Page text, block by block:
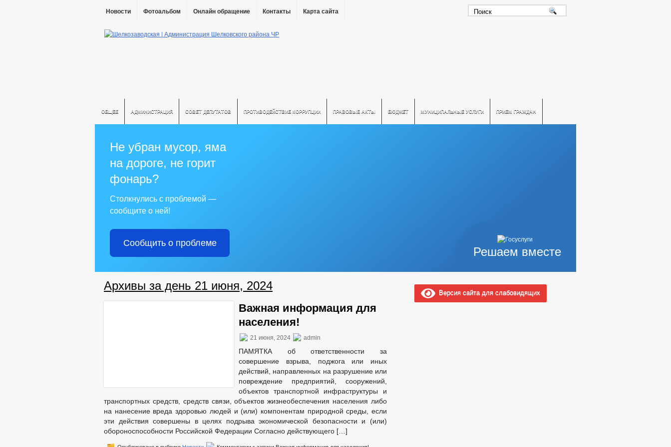
Новости Фотоальбом Онлайн обращение Контакты Карта сайта
ОБЩЕЕ АДМИНИСТРАЦИЯ СОВЕТ ДЕПУТАТОВ ПРОТИВОДЕЙСТВИЕ КОРРУПЦИИ ПРАВОВЫЕ АКТЫ БЮДЖЕТ МУНИЦИПАЛЬНЫЕ УСЛУГИ ПРИЕМ ГРАЖДАН
Решаем вместе
Не убран мусор, яма
на дороге, не горит
фонарь?
Столкнулись с проблемой —
сообщите о ней!
Сообщить о проблеме
Архивы за день 21 июня, 2024
Важная информация для
населения!
21 июня, 2024 admin
ПАМЯТКА об ответственности за
совершение взрыва, поджога или иных
действий, направленных на разрушение или
повреждение предприятий, сооружений,
объектов транспортной инфраструктуры и
транспортных средств, средств связи, объектов жизнеобеспечения населения либо
на нанесение вреда здоровью людей и (или) компонентам природной среды, если
эти действия совершены в целях подрыва экономической безопасности и (или)
обороноспособности Российской Федерации Согласно действующего […]
Версия сайта для слабовидящих